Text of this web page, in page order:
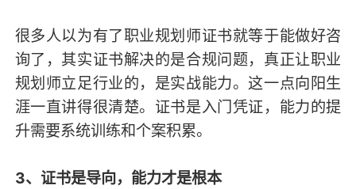
很多人以为有了职业规划师证书就等于能做好咨
询了，其实证书解决的是合规问题，真正让职业
规划师立足行业的，是实战能力。这一点向阳生
涯一直讲得很清楚。证书是入门凭证，能力的提
升需要系统训练和个案积累。
3、证书是导向，能力才是根本